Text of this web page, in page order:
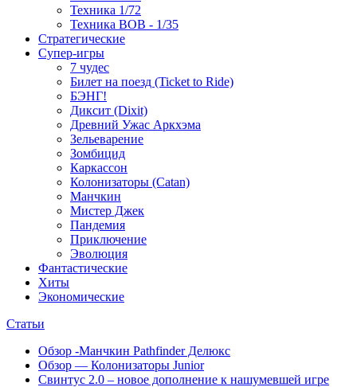
Техника 1/72
Техника ВОВ - 1/35
Стратегические
Супер-игры
7 чудес
Билет на поезд (Ticket to Ride)
БЭНГ!
Диксит (Dixit)
Древний Ужас Аркхэма
Зельеварение
Зомбицид
Каркассон
Колонизаторы (Catan)
Манчкин
Мистер Джек
Пандемия
Приключение
Эволюция
Фантастические
Хиты
Экономические
Статьи
Обзор -Манчкин Pathfinder Делюкс
Обзор — Колонизаторы Junior
Свинтус 2.0 – новое дополнение к нашумевшей игре